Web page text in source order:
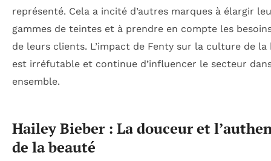
représenté. Cela a incité d’autres marques à élargir
gammes de teintes et à prendre en compte les
de leurs clients. L’impact de Fenty sur la culture de la
est irréfutable et continue d’influencer le secteur
ensemble.
Hailey Bieber : La douceur et
de la beauté